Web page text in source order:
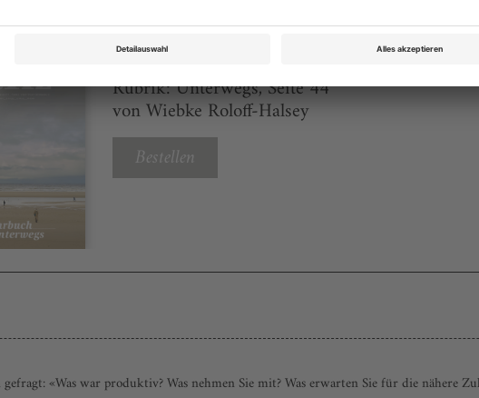
Rubrik: Unterwegs, Seite 44
von Wiebke Roloff-Halsey
Bestellen
«Was war produktiv? Was nehmen Sie mit? Was erwarten Sie für die nähere